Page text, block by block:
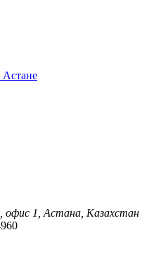
Астане
р-н Байконыр, ул. А.Жубанова 21 А ТЦ«Домашний», офис 1, Астана, Казахстан